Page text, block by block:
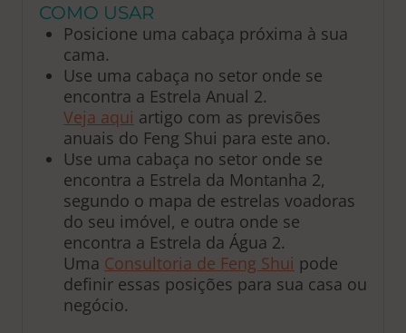
COMO USAR
Posicione uma cabaça próxima à sua
cama.
Use uma cabaça no setor onde se
encontra a Estrela Anual 2.
Veja aqui artigo com as previsões
anuais do Feng Shui para este ano.
Use uma cabaça no setor onde se
encontra a Estrela da Montanha 2,
segundo o mapa de estrelas voadoras
do seu imóvel, e outra onde se
encontra a Estrela da Água 2.
Uma Consultoria de Feng Shui pode
definir essas posições para sua casa ou
negócio.